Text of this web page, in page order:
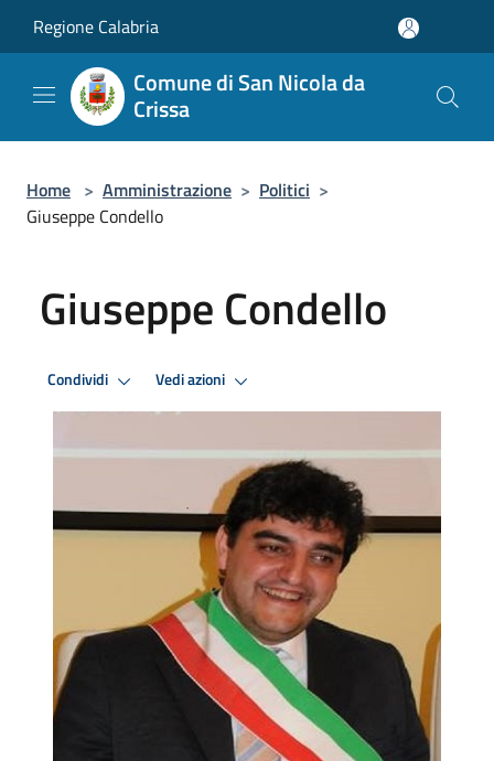
Regione Calabria
Comune di San Nicola da
Crissa
Home > Amministrazione > Politici >
Giuseppe Condello
Giuseppe Condello
Condividi Vedi azioni